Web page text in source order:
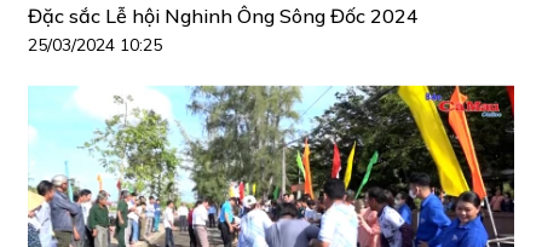
Đặc sắc Lễ hội Nghinh Ông Sông Đốc 2024
25/03/2024 10:25